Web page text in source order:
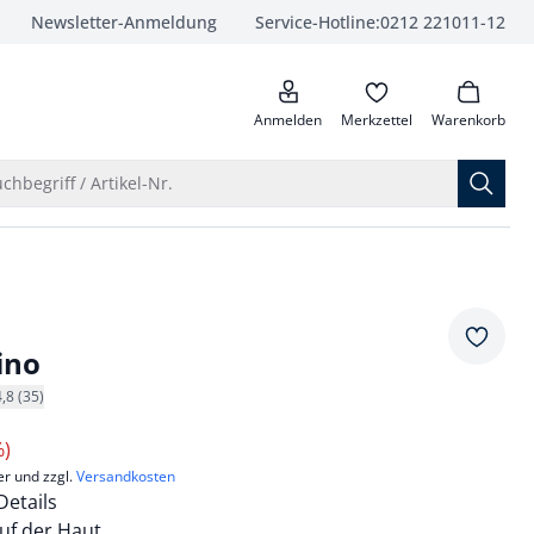
Newsletter-Anmeldung Service-Hotline:0212 221011-12
anrufen
Anmelden Merkzettel Warenkorb
/ Artikel-Nr.
(35)
und zzgl.Versandkosten